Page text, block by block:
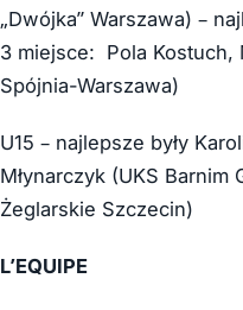
„Dwójka” Warszawa) –
3 miejsce: Pola Kostuch,
Spójnia-Warszawa)
U15 – najlepsze były
Młynarczyk (UKS Barnim
Żeglarskie Szczecin)
L’EQUIPE